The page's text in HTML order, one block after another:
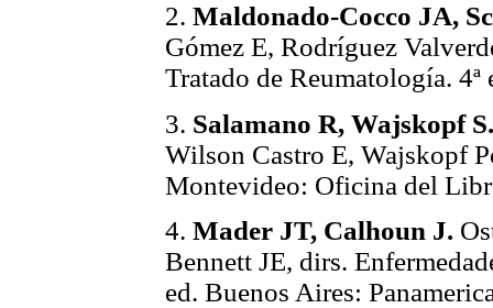
2. Maldonado-Cocco JA,
Gómez E, Rodríguez
Tratado de Reumatología.
3. Salamano R, Wajskopf S.
Wilson Castro E, Wajskopf
Montevideo: Oficina del
4. Mader JT, Calhoun J.
Bennett JE, dirs.
ed. Buenos Aires: